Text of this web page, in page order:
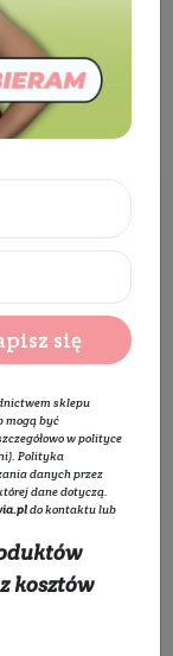
WC
450 zł
się
sklepu
mogą być
wpolityce
Polityka
danych przez
dane dotyczą.
do kontaktu lub
kosztów